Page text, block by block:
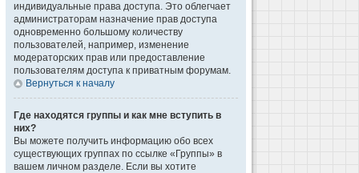
индивидуальные права доступа. Это облегчает
администраторам назначение прав доступа
одновременно большому количеству
пользователей, например, изменение
модераторских прав или предоставление
пользователям доступа к приватным форумам.
Вернуться к началу
Где находятся группы и как мне вступить в
них?
Вы можете получить информацию обо всех
существующих группах по ссылке «Группы» в
вашем личном разделе. Если вы хотите